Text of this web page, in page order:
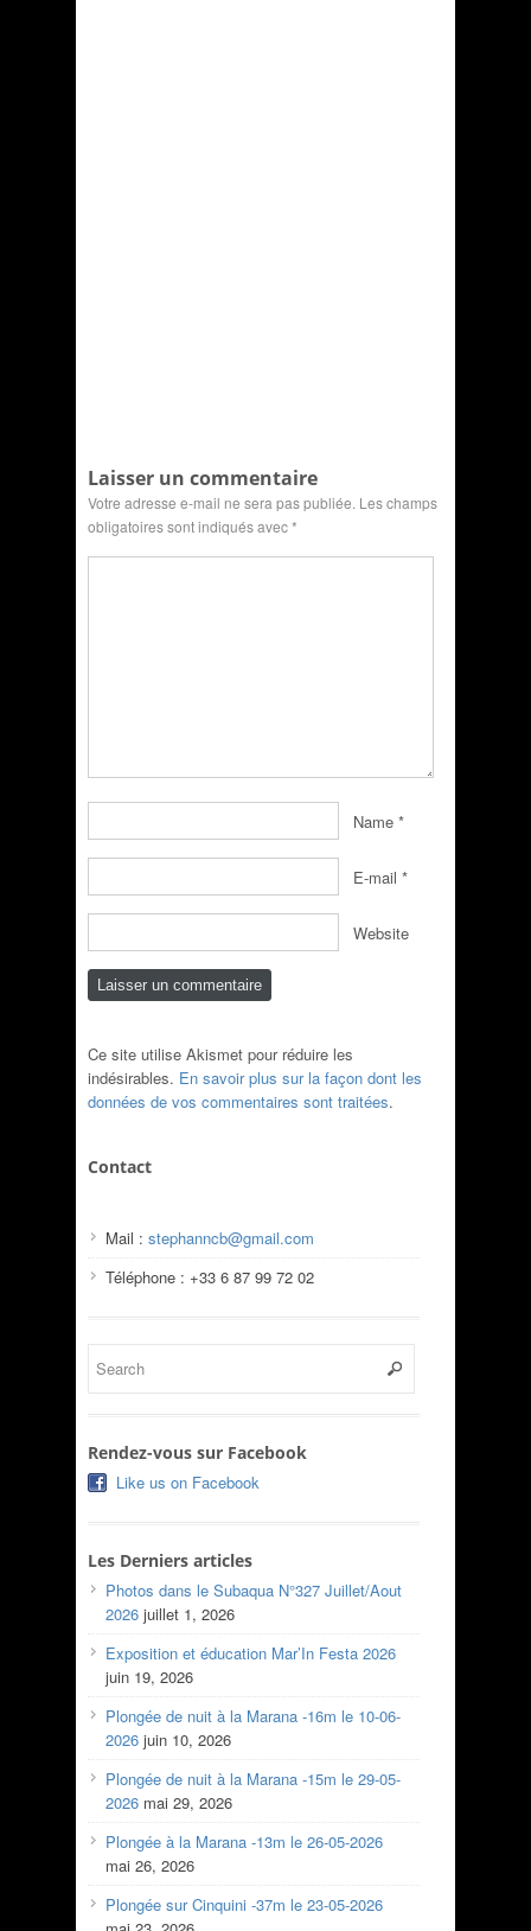
Laisser un commentaire
Votre adresse e-mail ne sera pas publiée. Les champs
obligatoires sont indiqués avec*
Name *
E-mail *
Website
Ce site utilise Akismet pour réduire les
indésirables. En savoir plus sur la façon dont les
données de vos commentaires sont traitées.
Contact
Mail : stephanncb@gmail.com
Téléphone : +33 6 87 99 72 02
Rendez-vous sur Facebook
Like us on Facebook
Les Derniers articles
Photos dans le Subaqua N°327 Juillet/Aout
2026 juillet 1, 2026
Exposition et éducation Mar’In Festa 2026
juin 19, 2026
Plongée de nuit à la Marana -16m le 10-06-
2026 juin 10, 2026
Plongée de nuit à la Marana -15m le 29-05-
2026 mai 29, 2026
Plongée à la Marana -13m le 26-05-2026
mai 26, 2026
Plongée sur Cinquini -37m le 23-05-2026